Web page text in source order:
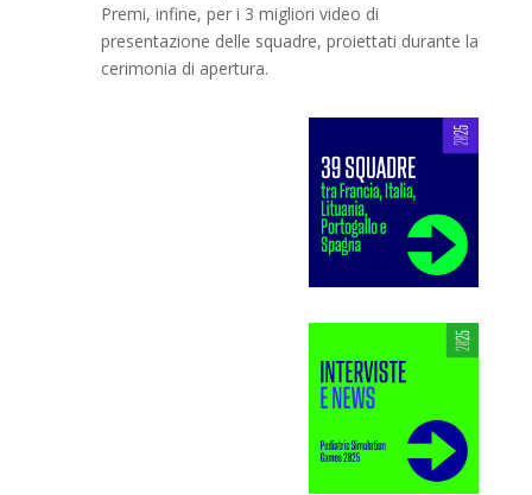
Premi, infine, per i 3 migliori video di
presentazione delle squadre, proiettati durante la
cerimonia di apertura.